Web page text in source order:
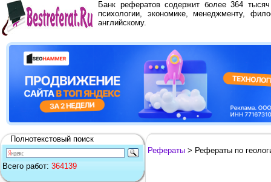
Банк рефератов содержит более 364
психологии, экономике, менеджменту,
английскому.
Полнотекстовый поиск
Всего работ: 364139
Рефераты > Рефераты по